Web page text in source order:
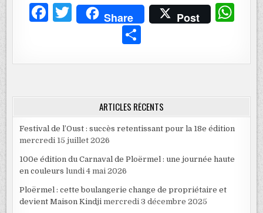
F
e
o
k
T
w
te
Share Post
W
s
er
ARTICLES RÉCENTS
Festival de l’Oust : succès retentissant pour la 18e édition
mercredi 15 juillet 2026
100e édition du Carnaval de Ploërmel : une journée haute
en couleurs lundi 4 mai 2026
Ploërmel : cette boulangerie change de propriétaire et
devient Maison Kindji mercredi 3 décembre 2025